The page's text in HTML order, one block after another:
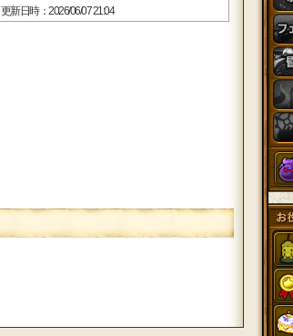
更新日時：2026/06/07 21:04